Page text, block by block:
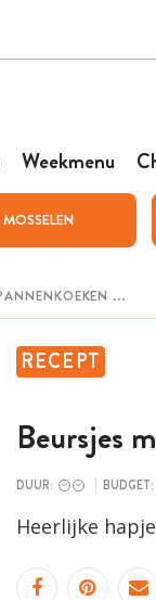
Weekmenu
MOSSELEN
RECEPT
Beursjes
DUUR: BUDGET:
Heerlijke